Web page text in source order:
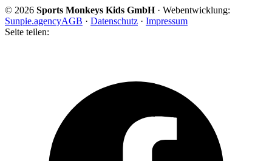
© 2026 Sports Monkeys Kids GmbH · Webentwicklung:
Sunpie.agencyAGB · Datenschutz · Impressum
Seite teilen: